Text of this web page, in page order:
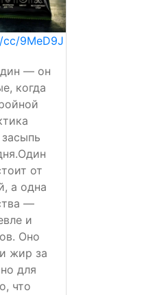
9MeD9J
— он
когда
от
а одна
—
и
Оно
жир за
для
что